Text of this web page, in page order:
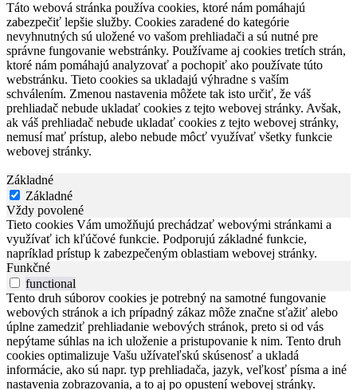
Táto webová stránka používa cookies, ktoré nám pomáhajú
zabezpečiť lepšie služby. Cookies zaradené do kategórie
nevyhnutných sú uložené vo vašom prehliadači a sú nutné pre
správne fungovanie webstránky. Používame aj cookies tretích strán,
ktoré nám pomáhajú analyzovať a pochopiť ako používate túto
webstránku. Tieto cookies sa ukladajú výhradne s vaším
schválením. Zmenou nastavenia môžete tak isto určiť, že váš
prehliadač nebude ukladať cookies z tejto webovej stránky. Avšak,
ak váš prehliadač nebude ukladať cookies z tejto webovej stránky,
nemusí mať prístup, alebo nebude môcť využívať všetky funkcie
webovej stránky.
Základné
Základné
Vždy povolené
Tieto cookies Vám umožňujú prechádzať webovými stránkami a
využívať ich kľúčové funkcie. Podporujú základné funkcie,
napríklad prístup k zabezpečeným oblastiam webovej stránky.
Funkčné
functional
Tento druh súborov cookies je potrebný na samotné fungovanie
webových stránok a ich prípadný zákaz môže značne sťažiť alebo
úplne zamedziť prehliadanie webových stránok, preto si od vás
nepýtame súhlas na ich uloženie a pristupovanie k nim. Tento druh
cookies optimalizuje Vašu užívateľskú skúsenosť a ukladá
informácie, ako sú napr. typ prehliadača, jazyk, veľkosť písma a iné
nastavenia zobrazovania, a to aj po opustení webovej stránky.